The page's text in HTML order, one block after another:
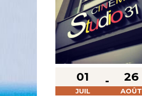
01
JUIL
26
AOÛT